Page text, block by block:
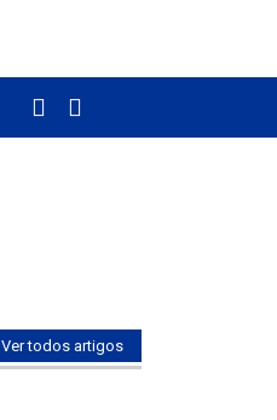
Ver todos artigos